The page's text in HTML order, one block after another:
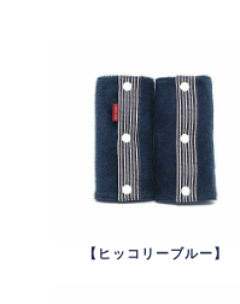
【ヒッコリーブルー】